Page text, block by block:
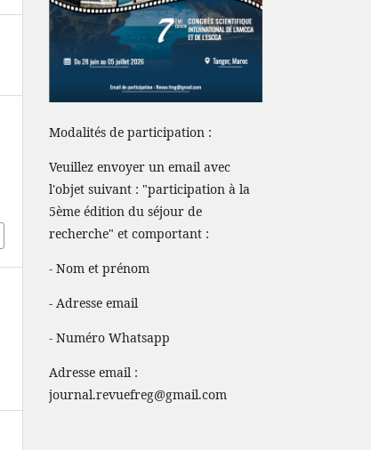
Modalités de participation :
Veuillez envoyer un email avec
l'objet suivant : "participation à la
5ème édition du séjour de
recherche" et comportant :
- Nom et prénom
- Adresse email
- Numéro Whatsapp
Adresse email :
journal.revuefreg@gmail.com